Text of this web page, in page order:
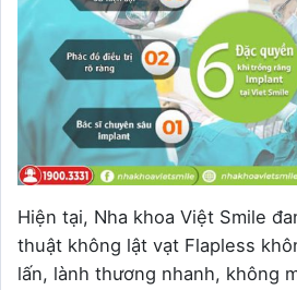
Hiện tại, Nha khoa Việt Smile
thuật không lật vạt Flapless
lấn, lành thương nhanh, không